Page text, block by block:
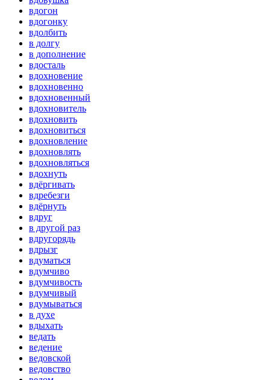
вдогон
вдогонку
вдолбить
в долгу
в дополнение
вдосталь
вдохновение
вдохновенно
вдохновенный
вдохновитель
вдохновить
вдохновиться
вдохновление
вдохновлять
вдохновляться
вдохнуть
вдёргивать
вдребезги
вдёрнуть
вдруг
в другой раз
вдругорядь
вдрызг
вдуматься
вдумчиво
вдумчивость
вдумчивый
вдумываться
в духе
вдыхать
ведать
ведение
ведовской
ведовство